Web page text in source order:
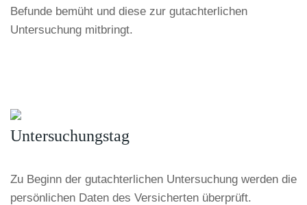
Befunde bemüht und diese zur gutachterlichen
Untersuchung mitbringt.
Untersuchungstag
Zu Beginn der gutachterlichen Untersuchung werden die
persönlichen Daten des Versicherten überprüft.